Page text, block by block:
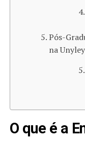
Pós-
na
O que é a